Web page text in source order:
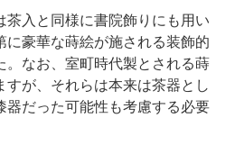
茶入と同様に書院飾りにも用い
に豪華な蒔絵が施される装飾的
。なお、室町時代製とされる蒔
が、それらは本来は茶器とし
器だった可能性も考慮する必要